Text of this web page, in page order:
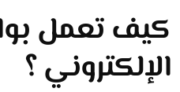
كيف تعمل
الإلكتروني ؟